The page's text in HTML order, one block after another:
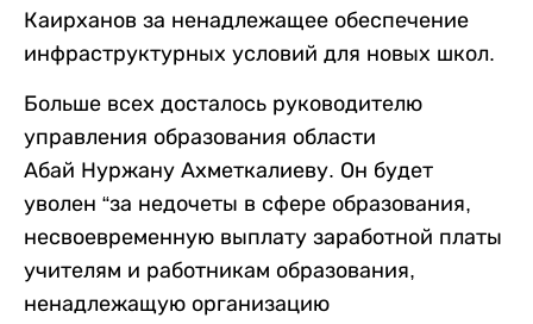
Каирханов за ненадлежащее обеспечение
инфраструктурных условий для новых школ.
Больше всех досталось руководителю
управления образования области
Абай Нуржану Ахметкалиеву. Он будет
уволен “за недочеты в сфере образования,
несвоевременную выплату заработной платы
учителям и работникам образования,
ненадлежащую организацию